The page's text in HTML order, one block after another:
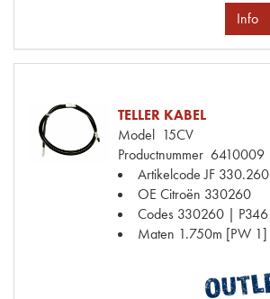
Info
TELLER KABEL
Model 15CV
Productnummer 6410009
Artikelcode JF 330.260
OE Citroën 330260
Codes 330260 | P346
Maten 1.750m [PW 1]